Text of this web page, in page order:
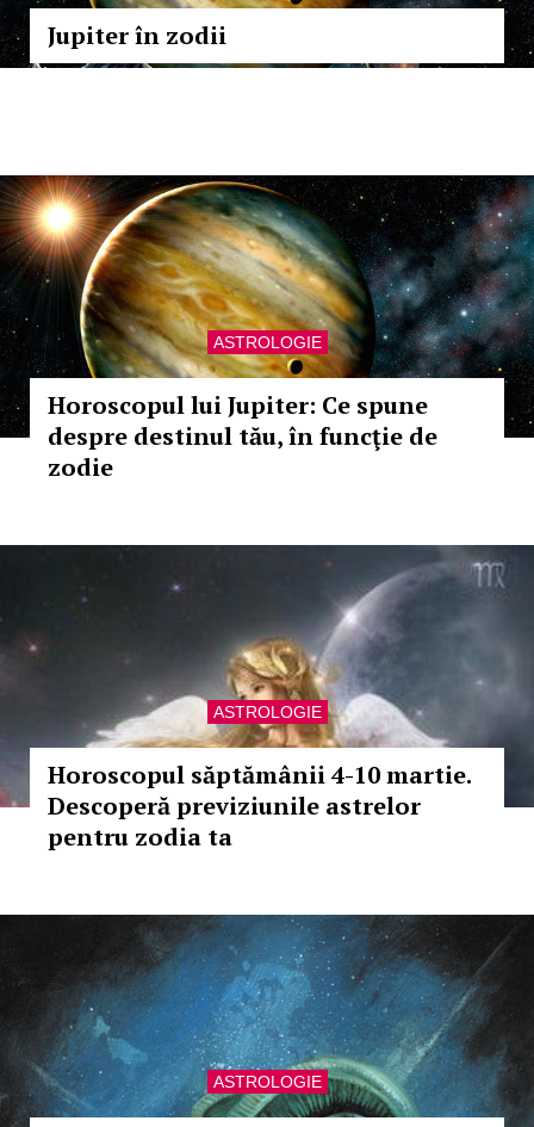
Jupiter în zodii
ASTROLOGIE
Horoscopul lui Jupiter: Ce spune
despre destinul tău, în funcţie de
zodie
ASTROLOGIE
Horoscopul săptămânii 4-10 martie.
Descoperă previziunile astrelor
pentru zodia ta
ASTROLOGIE